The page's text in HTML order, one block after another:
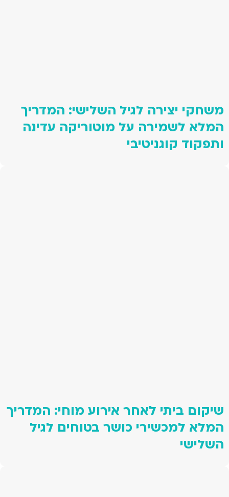
משחקי יצירה לגיל השלישי: המדריך
המלא לשמירה על מוטוריקה עדינה
ותפקוד קוגניטיבי
שיקום ביתי לאחר אירוע מוחי: המדריך
המלא למכשירי כושר בטוחים לגיל
השלישי